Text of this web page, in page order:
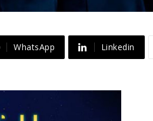
WhatsApp Linkedin